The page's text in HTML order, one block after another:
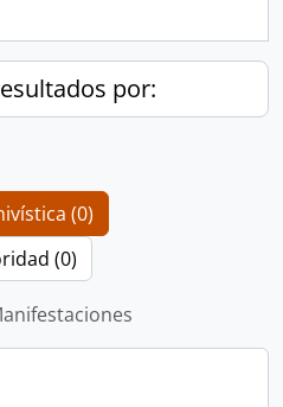
por:
(0)
(0)